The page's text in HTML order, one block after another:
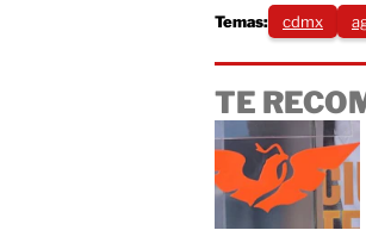
Temas: cdmx
TE